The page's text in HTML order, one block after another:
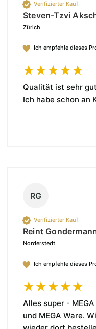
Verifizierter Kauf
Steven-Tzvi
Zürich
Ich empfehle dieses
Qualität ist sehr gut
Ich habe schon an
RG
Verifizierter Kauf
Reint
Norderstedt
Ich empfehle dieses
Alles super -
und MEGA Ware.